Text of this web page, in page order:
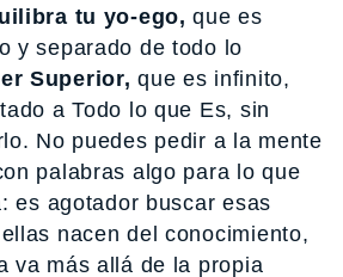
tu yo-ego, que es
y separado de todo lo
Superior, que es infinito,
a Todo lo que Es, sin
No puedes pedir a la mente
palabras algo para lo que
es agotador buscar esas
nacen del conocimiento,
va más allá de la propia